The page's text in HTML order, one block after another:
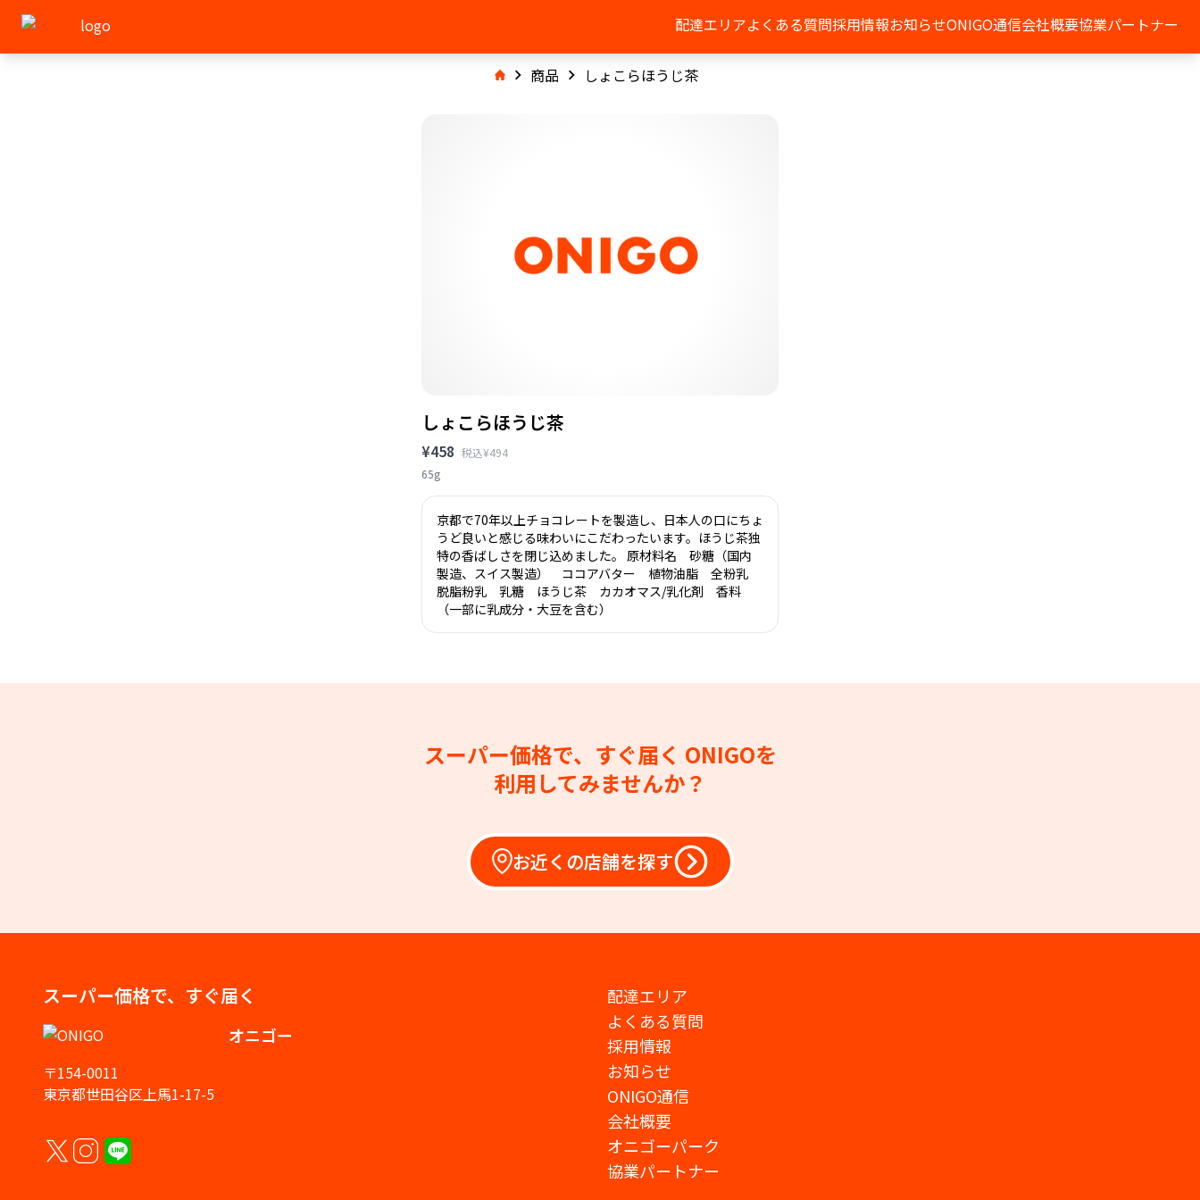
配達エリアよくある質問採用情報お知らせONIGO通信会社概要協業パートナー
商品 しょこらほうじ茶
しょこらほうじ茶
¥458 税込¥494
65g
京都で70年以上チョコレートを製造し、日本人の口にちょ
うど良いと感じる味わいにこだわったいます。ほうじ茶独
特の香ばしさを閉じ込めました。 原材料名 砂糖（国内
製造、スイス製造） ココアバター 植物油脂 全粉乳
脱脂粉乳 乳糖 ほうじ茶 カカオマス/乳化剤 香料
（一部に乳成分・大豆を含む）
スーパー価格で、すぐ届く ONIGOを
利用してみませんか？
お近くの店舗を探す
スーパー価格で、すぐ届く
オニゴー
〒154-0011
東京都世田谷区上馬1-17-5
配達エリア
よくある質問
採用情報
お知らせ
ONIGO通信
会社概要
オニゴーパーク
協業パートナー